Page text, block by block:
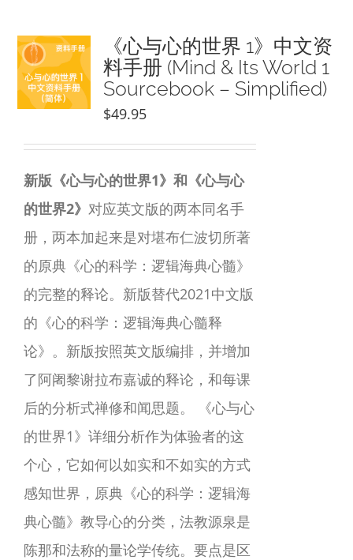
NEW and UPCOMING PUBLICATIONS
ABOUT
DONATE
Cart
My Account
《心与心的世界 1》中文资
料手册 (Mind & Its World 1
Sourcebook – Simplified)
$49.95
新版《心与心的世界1》和《心与心
的世界2》对应英文版的两本同名手
册，两本加起来是对堪布仁波切所著
的原典《心的科学：逻辑海典心髓》
的完整的释论。新版替代2021中文版
的《心的科学：逻辑海典心髓释
论》。新版按照英文版编排，并增加
了阿阇黎谢拉布嘉诚的释论，和每课
后的分析式禅修和闻思题。 《心与心
的世界1》详细分析作为体验者的这
个心，它如何以如实和不如实的方式
感知世界，原典《心的科学：逻辑海
典心髓》教导心的分类，法教源泉是
陈那和法称的量论学传统。要点是区